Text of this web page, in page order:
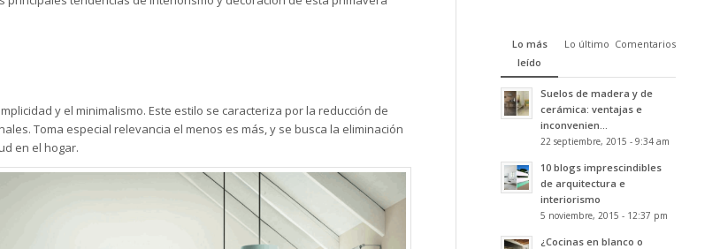
y el minimalismo. Este estilo se caracteriza por la reducción de
Toma especial relevancia el menos es más, y se busca la eliminación
en el hogar.
Lo más
leído
Lo último Comentarios
Suelos de madera y de
cerámica: ventajas e
inconvenien...
22 septiembre, 2015 - 9:34 am
10 blogs imprescindibles
de arquitectura e
interiorismo
5 noviembre, 2015 - 12:37 pm
¿Cocinas en blanco o